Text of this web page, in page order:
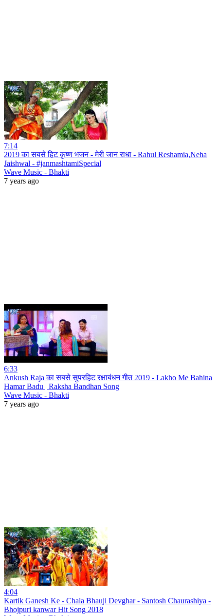
7:14
2019 का सबसे हिट कृष्ण भजन - मेरी जान राधा - Rahul Reshamia,Neha
Jaishwal - #janmashtamiSpecial
Wave Music - Bhakti
7 years ago
6:33
Ankush Raja का सबसे सुपरहिट रक्षाबंधन गीत 2019 - Lakho Me Bahina
Hamar Badu | Raksha Bandhan Song
Wave Music - Bhakti
7 years ago
4:04
Kartik Ganesh Ke - Chala Bhauji Devghar - Santosh Chaurashiya -
Bhojpuri kanwar Hit Song 2018